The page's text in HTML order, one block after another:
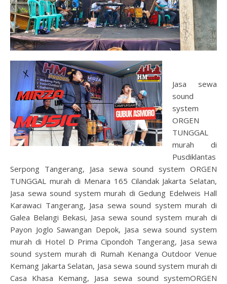
Jasa sewa
sound
system
ORGEN
TUNGGAL
murah di
Pusdiklantas
Serpong Tangerang, Jasa sewa sound system ORGEN
TUNGGAL murah di Menara 165 Cilandak Jakarta Selatan,
Jasa sewa sound system murah di Gedung Edelweis Hall
Karawaci Tangerang, Jasa sewa sound system murah di
Galea Belangi Bekasi, Jasa sewa sound system murah di
Payon Joglo Sawangan Depok, Jasa sewa sound system
murah di Hotel D Prima Cipondoh Tangerang, Jasa sewa
sound system murah di Rumah Kenanga Outdoor Venue
Kemang Jakarta Selatan, Jasa sewa sound system murah di
Casa Khasa Kemang, Jasa sewa sound systemORGEN